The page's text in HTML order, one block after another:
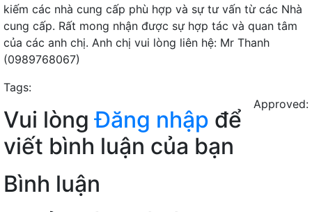
kiếm các nhà cung cấp phù hợp và sự tư vấn từ các Nhà
cung cấp. Rất mong nhận được sự hợp tác và quan tâm
của các anh chị. Anh chị vui lòng liên hệ: Mr Thanh
(0989768067)
Tags:
Approved:
Vui lòngĐăng nhập để
viết bình luận của bạn
Bình luận